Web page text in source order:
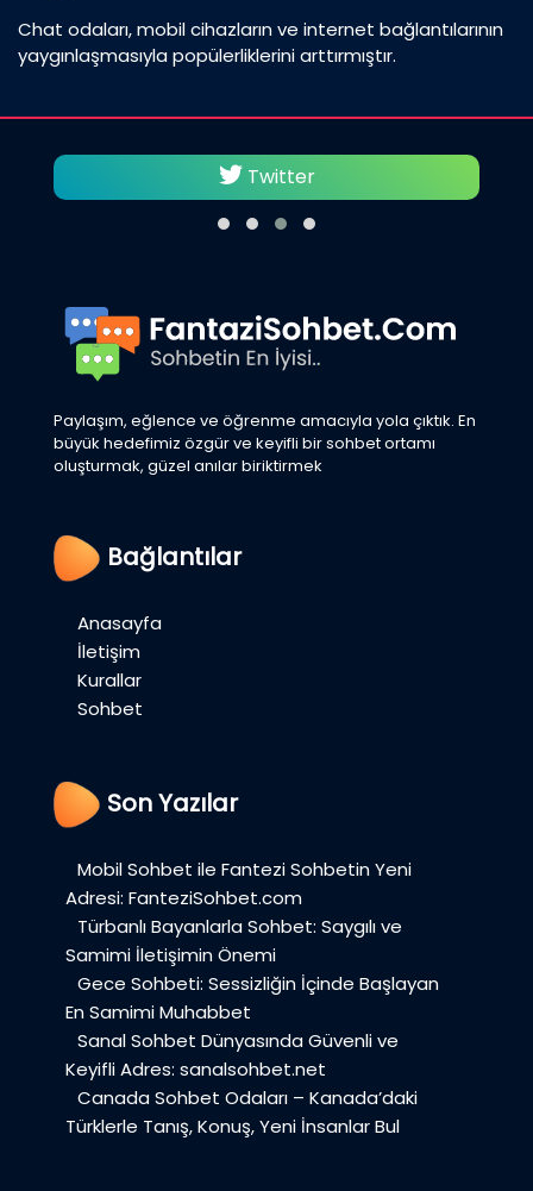
Chat odaları, mobil cihazların ve internet bağlantılarının
yaygınlaşmasıyla popülerliklerini arttırmıştır.
Twitter
Paylaşım, eğlence ve öğrenme amacıyla yola çıktık. En
büyük hedefimiz özgür ve keyifli bir sohbet ortamı
oluşturmak, güzel anılar biriktirmek
Bağlantılar
Anasayfa
İletişim
Kurallar
Sohbet
Son Yazılar
Mobil Sohbet ile Fantezi Sohbetin Yeni
Adresi: FanteziSohbet.com
Türbanlı Bayanlarla Sohbet: Saygılı ve
Samimi İletişimin Önemi
Gece Sohbeti: Sessizliğin İçinde Başlayan
En Samimi Muhabbet
Sanal Sohbet Dünyasında Güvenli ve
Keyifli Adres: sanalsohbet.net
Canada Sohbet Odaları – Kanada’daki
Türklerle Tanış, Konuş, Yeni İnsanlar Bul